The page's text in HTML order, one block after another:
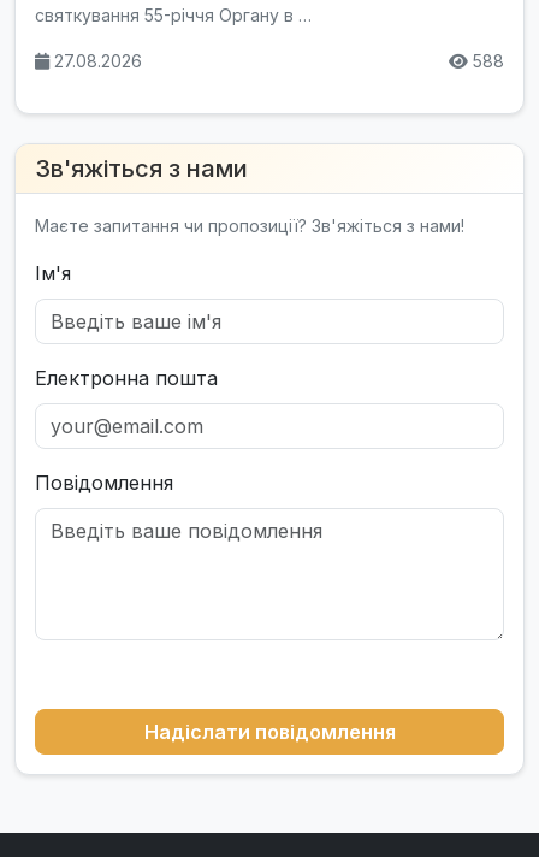
святкування 55-річчя Органу в …
27.08.2026 588
Зв'яжіться з нами
Маєте запитання чи пропозиції? Зв'яжіться з нами!
Ім'я
Електронна пошта
Повідомлення
Надіслати повідомлення